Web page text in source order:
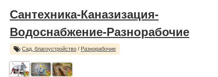
Сантехника-Каназизация-
Водоснабжение-Разнорабочие
Сад, благоустройство / Разнорабочие